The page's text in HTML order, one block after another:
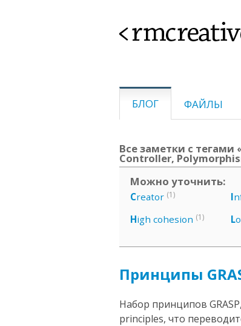
<rmcreative>
БЛОГ ФАЙЛЫ
Все заметки с тегами
Controller,
Можно уточнить:
Creator (1)
High cohesion (1)
I
L
Принципы
Набор принципов
principles, что